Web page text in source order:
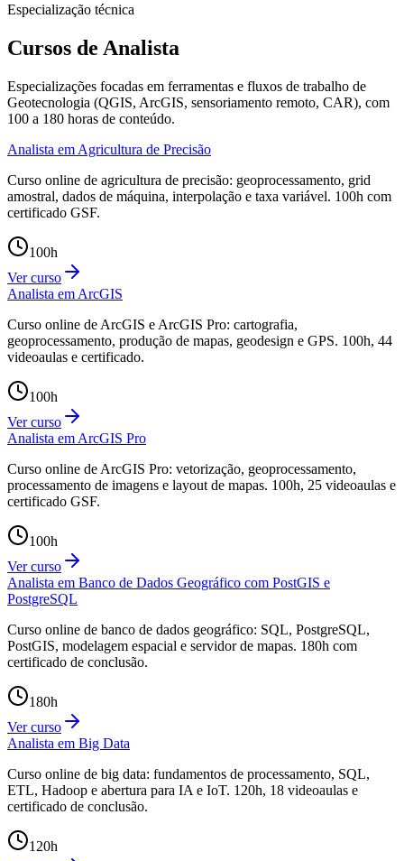
Especialização técnica
Cursos de Analista
Especializações focadas em ferramentas e fluxos de trabalho de
Geotecnologia (QGIS, ArcGIS, sensoriamento remoto, CAR), com
100 a 180 horas de conteúdo.
Analista em Agricultura de Precisão
Curso online de agricultura de precisão: geoprocessamento, grid
amostral, dados de máquina, interpolação e taxa variável. 100h com
certificado GSF.
100h
Ver curso
Analista em ArcGIS
Curso online de ArcGIS e ArcGIS Pro: cartografia,
geoprocessamento, produção de mapas, geodesign e GPS. 100h, 44
videoaulas e certificado.
100h
Ver curso
Analista em ArcGIS Pro
Curso online de ArcGIS Pro: vetorização, geoprocessamento,
processamento de imagens e layout de mapas. 100h, 25 videoaulas e
certificado GSF.
100h
Ver curso
Analista em Banco de Dados Geográfico com PostGIS e
PostgreSQL
Curso online de banco de dados geográfico: SQL, PostgreSQL,
PostGIS, modelagem espacial e servidor de mapas. 180h com
certificado de conclusão.
180h
Ver curso
Analista em Big Data
Curso online de big data: fundamentos de processamento, SQL,
ETL, Hadoop e abertura para IA e IoT. 120h, 18 videoaulas e
certificado de conclusão.
120h